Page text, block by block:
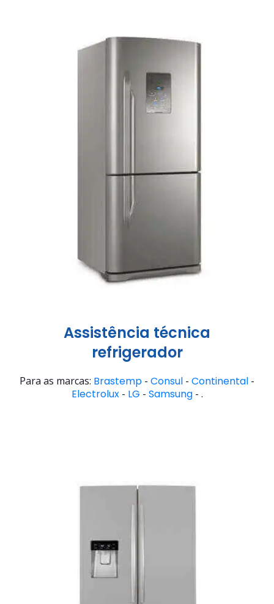
Assistência técnica
refrigerador
Para as marcas: Brastemp - Consul - Continental -
Electrolux- LG - Samsung- .